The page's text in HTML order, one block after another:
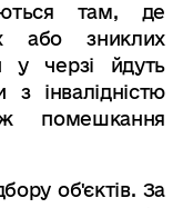
там, де
або зниклих
у черзі йдуть
інвалідністю
помешкання
об'єктів. За